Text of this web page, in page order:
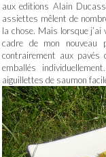
aux editions Alain
assiettes mêlent de
la chose. Mais lorsque j’ai
cadre de mon nouveau
contrairement aux pavés
emballés
aiguillettes de saumon